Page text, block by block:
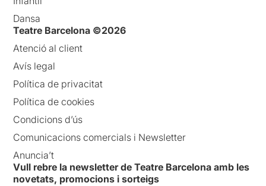
Dansa
Teatre Barcelona ©2026
Atenció al client
Avís legal
Política de privacitat
Política de cookies
Condicions d’ús
Comunicacions comercials i Newsletter
Anuncia’t
Vull rebre la newsletter de Teatre Barcelona amb les
novetats, promocions i sorteigs